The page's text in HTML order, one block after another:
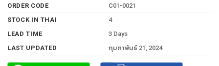
ORDER CODE
C01-0021
STOCK IN THAI
4
LEAD TIME
3 Days
LAST UPDATED
กุมภาพันธ์ 21, 2024